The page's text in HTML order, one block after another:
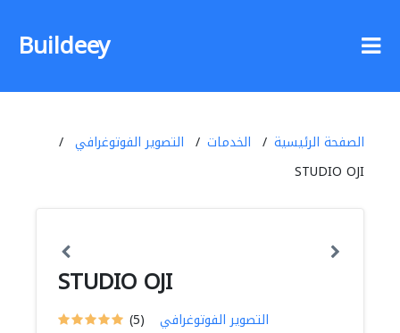
Buildeey
الصفحة الرئيسية الخدمات
التصوير الفوتوغرافي
STUDIO OJI
STUDIO OJI
(5) التصوير الفوتوغرافي